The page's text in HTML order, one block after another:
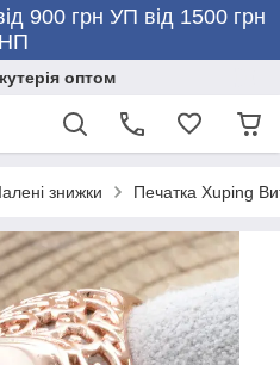
900 грн УП від 1500 грн
НП
оптом
знижки Печатка Xuping